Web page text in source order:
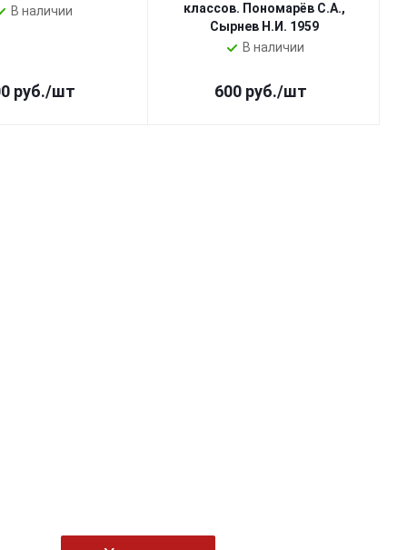
В наличии
руб./шт
классов. Пономарёв С.А.,
Сырнев Н.И. 1959
В наличии
600 руб./шт